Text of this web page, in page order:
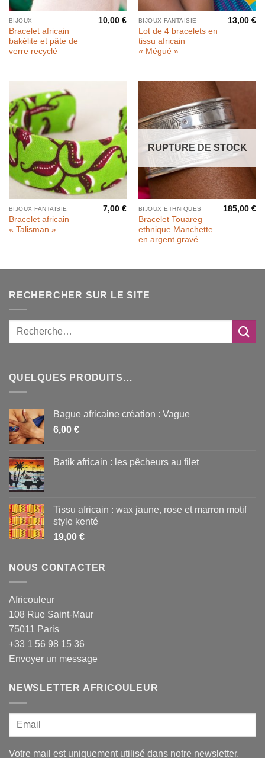
BIJOUX
Bracelet africain
bakélite et pâte de
verre recyclé
10,00€ BIJOUX FANTAISIE
Lot de 4 bracelets en
tissu africain
« Mégué »
13,00€
BIJOUX FANTAISIE
Bracelet africain
« Talisman »
7,00€
RUPTURE DE STOCK
BIJOUX ETHNIQUES
Bracelet Touareg
ethnique Manchette
en argent gravé
185,00€
RECHERCHER SUR LE SITE
QUELQUES PRODUITS…
Bague africaine création : Vague
6,00 €
Batik africain : les pêcheurs au filet
Tissu africain : wax jaune, rose et marron motif
style kenté
19,00 €
NOUS CONTACTER
Africouleur
108 Rue Saint-Maur
75011 Paris
+33 1 56 98 15 36
Envoyer un message
NEWSLETTER AFRICOULEUR
Votre mail est uniquement utilisé dans notre newsletter.